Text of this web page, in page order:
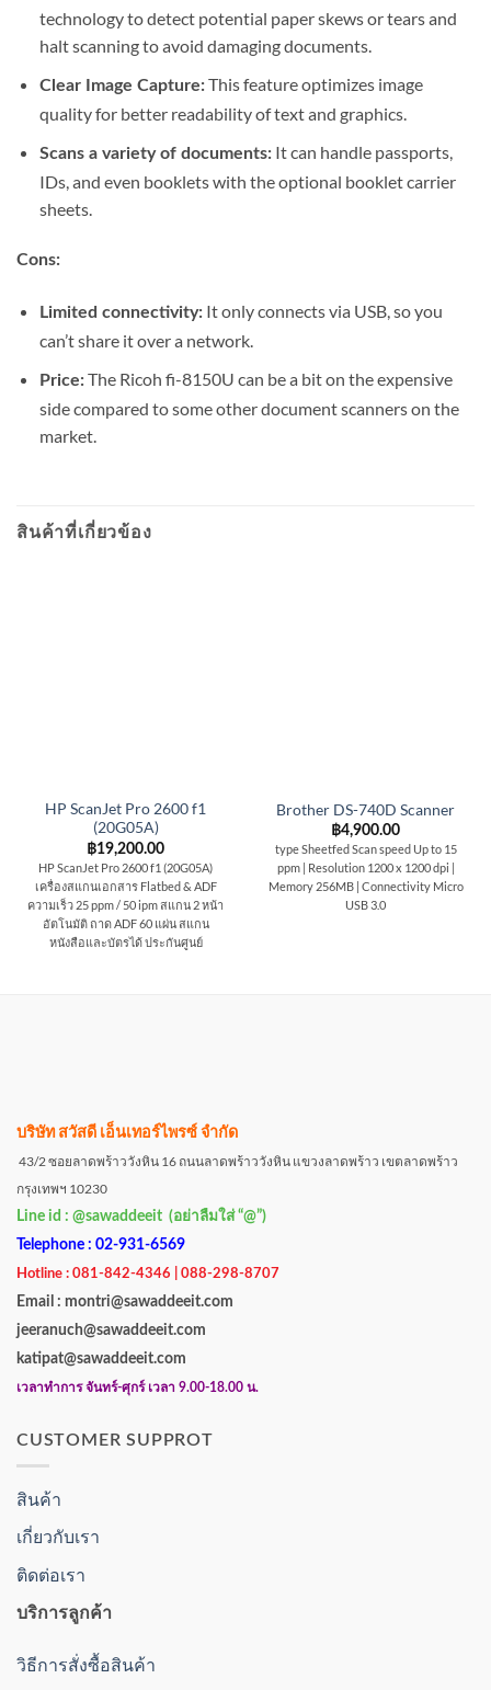
technology to detect potential paper skews or tears and
halt scanning to avoid damaging documents.
Clear Image Capture:This feature optimizes image
quality for better readability of text and graphics.
Scans a variety of documents:It can handle passports,
IDs, and even booklets with the optional booklet carrier
sheets.
Cons:
Limited connectivity:It only connects via USB, so you
can’t share it over a network.
Price:The Ricoh fi-8150U can be a bit on the expensive
side compared to some other document scanners on the
market.
สินค้าที่เกี่ยวข้อง
HP ScanJet Pro 2600 f1
(20G05A)
฿19,200.00
HP ScanJet Pro 2600 f1 (20G05A)
เครื่องสแกนเอกสาร Flatbed & ADF
ความเร็ว 25 ppm / 50 ipm สแกน 2 หน้า
อัตโนมัติ ถาด ADF 60 แผ่น สแกน
หนังสือและบัตรได้ ประกันศูนย์
Brother DS-740D Scanner
฿4,900.00
type Sheetfed Scan speed Up to 15
ppm | Resolution 1200 x 1200 dpi |
Memory 256MB | Connectivity Micro
USB 3.0
บริษัท สวัสดี เอ็นเทอร์ไพรซ์ จำกัด
43/2 ซอยลาดพร้าววังหิน 16 ถนนลาดพร้าววังหิน แขวงลาดพร้าว เขตลาดพร้าว
กรุงเทพฯ 10230
Line id : @sawaddeeit (อย่าลืมใส่ “@”)
Telephone : 02-931-6569
Hotline : 081-842-4346 | 088-298-8707
Email : montri@sawaddeeit.com
jeeranuch@sawaddeeit.com
katipat@sawaddeeit.com
เวลาทำการ จันทร์-ศุกร์ เวลา 9.00-18.00 น.
CUSTOMER SUPPROT
สินค้า
เกี่ยวกับเรา
ติดต่อเรา
บริการลูกค้า
วิธีการสั่งซื้อสินค้า